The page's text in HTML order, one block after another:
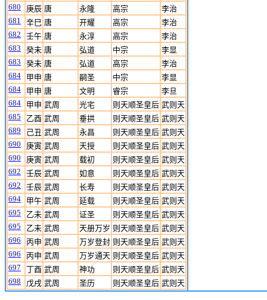
680
庚辰 唐 永隆 高宗
李治
681
辛巳 唐 开耀 高宗
李治
682
壬午 唐 永淳 高宗
李治
683
癸未 唐 弘道 中宗
李显
683
癸未 唐 弘道 高宗
李治
684
甲申 唐 嗣圣 中宗
李显
684
甲申 唐 文明 睿宗
李旦
684
甲申 武周 光宅 则天顺圣皇后 武则天
685
乙酉 武周 垂拱 则天顺圣皇后 武则天
689
己丑 武周 永昌 则天顺圣皇后 武则天
690
庚寅 武周 天授 则天顺圣皇后 武则天
690
庚寅 武周 载初 则天顺圣皇后 武则天
692
壬辰 武周 如意 则天顺圣皇后 武则天
692
壬辰 武周 长寿 则天顺圣皇后 武则天
694
甲午 武周 延载 则天顺圣皇后 武则天
695
乙未 武周 证圣 则天顺圣皇后 武则天
695
乙未 武周 天册万岁 则天顺圣皇后 武则天
696
丙申 武周 万岁登封 则天顺圣皇后 武则天
696
丙申 武周 万岁通天 则天顺圣皇后 武则天
697
丁酉 武周 神功 则天顺圣皇后 武则天
698
戊戌 武周 圣历 则天顺圣皇后 武则天